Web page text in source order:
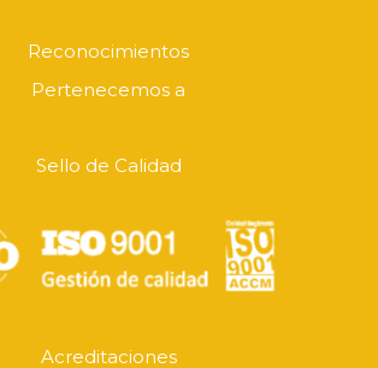
Reconocimientos
Pertenecemos a
Sello de Calidad
Acreditaciones